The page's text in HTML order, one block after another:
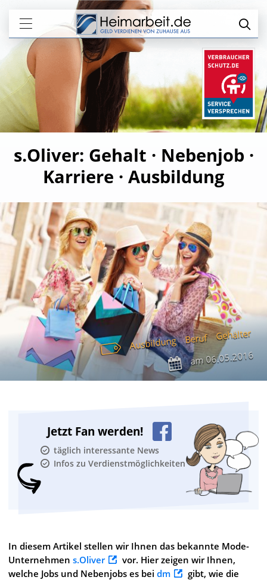
s.Oliver: Gehalt · Nebenjob ·
Karriere · Ausbildung
Ausbildung Beruf Gehälter
am06.05.2016
Jetzt Fan werden!
täglich interessante News
Infos zu Verdienstmöglichkeiten
In diesem Artikel stellen wir Ihnen das bekannte Mode-
Unternehmen s.Oliver
vor. Hier zeigen wir Ihnen,
welche Jobs und Nebenjobs es bei dm
gibt, wie die